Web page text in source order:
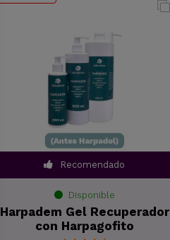
Recomendado
Disponible
Harpadem Gel Recuperador
con Harpagofito